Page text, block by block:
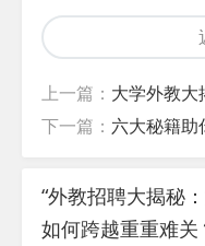
上一篇： 大学外教大
下一篇： 六大秘籍助你
“外教招聘大揭秘
如何跨越重重难关